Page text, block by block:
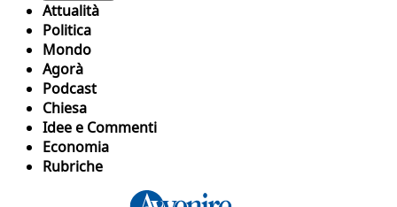
Attualità
Politica
Mondo
Agorà
Podcast
Chiesa
Idee e Commenti
Economia
Rubriche